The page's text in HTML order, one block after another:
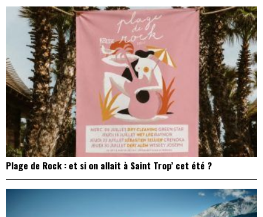
Plage de Rock : et si on allait à Saint Trop’ cet été ?